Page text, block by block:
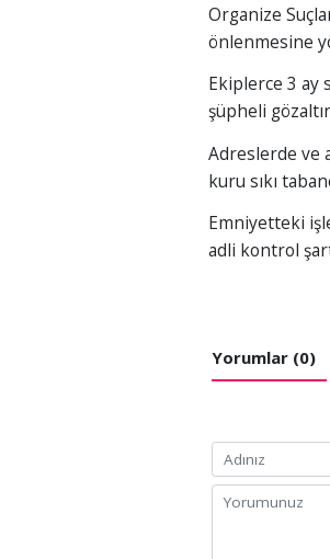
Organize
önlenmesine
Ekiplerce 3 ay
şüpheli
Adreslerde ve
kuru sıkı
Emniyetteki
adli kontrol
Yorumlar (0)